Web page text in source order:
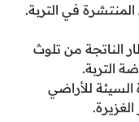
في التربة.
الناتجة من تلوث
التربة.
السيئة للأراضي